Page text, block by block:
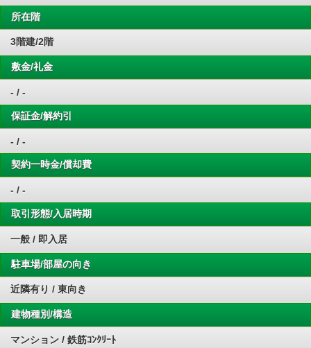
所在階
3階建/2階
敷金/礼金
- / -
保証金/解約引
- / -
契約一時金/償却費
- / -
取引形態/入居時期
一般 / 即入居
駐車場/部屋の向き
近隣有り / 東向き
建物種別/構造
マンション / 鉄筋ｺﾝｸﾘｰﾄ